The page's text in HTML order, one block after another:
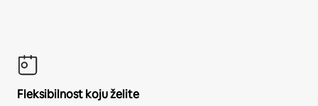
Fleksibilnost koju želite